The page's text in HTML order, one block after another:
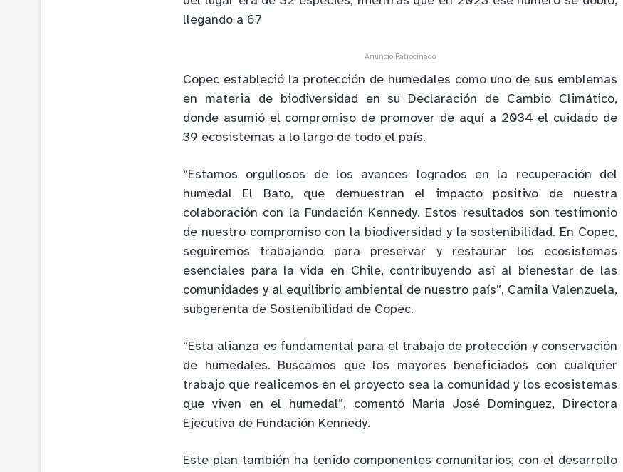
llegando a 67
Anuncio Patrocinado
Copec estableció la protección de humedales como uno de sus emblemas
en materia de biodiversidad en su Declaración de Cambio Climático,
donde asumió el compromiso de promover de aquí a 2034 el cuidado de
39 ecosistemas a lo largo de todo el país.
“Estamos orgullosos de los avances logrados en la recuperación del
humedal El Bato, que demuestran el impacto positivo de nuestra
colaboración con la Fundación Kennedy. Estos resultados son testimonio
de nuestro compromiso con la biodiversidad y la sostenibilidad. En Copec,
seguiremos trabajando para preservar y restaurar los ecosistemas
esenciales para la vida en Chile, contribuyendo así al bienestar de las
comunidades y al equilibrio ambiental de nuestro país”, Camila Valenzuela,
subgerenta de Sostenibilidad de Copec.
“Esta alianza es fundamental para el trabajo de protección y conservación
de humedales. Buscamos que los mayores beneficiados con cualquier
trabajo que realicemos en el proyecto sea la comunidad y los ecosistemas
que viven en el humedal”, comentó Maria José Dominguez, Directora
Ejecutiva de Fundación Kennedy.
Este plan también ha tenido componentes comunitarios, con el desarrollo